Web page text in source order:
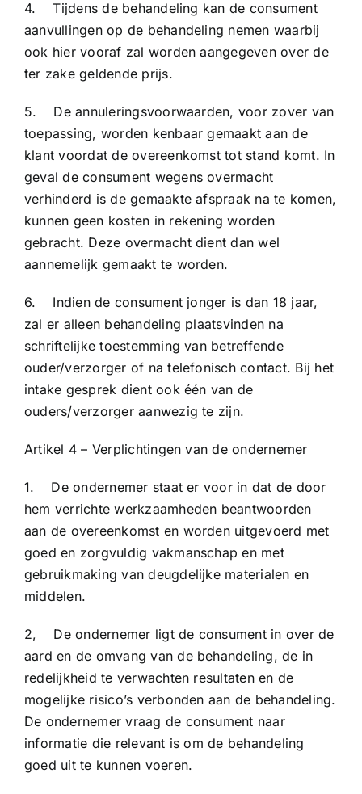
4. Tijdens de behandeling kan de consument
aanvullingen op de behandeling nemen waarbij
ook hier vooraf zal worden aangegeven over de
ter zake geldende prijs.
5. De annuleringsvoorwaarden, voor zover van
toepassing, worden kenbaar gemaakt aan de
klant voordat de overeenkomst tot stand komt. In
geval de consument wegens overmacht
verhinderd is de gemaakte afspraak na te komen,
kunnen geen kosten in rekening worden
gebracht. Deze overmacht dient dan wel
aannemelijk gemaakt te worden.
6. Indien de consument jonger is dan 18 jaar,
zal er alleen behandeling plaatsvinden na
schriftelijke toestemming van betreffende
ouder/verzorger of na telefonisch contact. Bij het
intake gesprek dient ook één van de
ouders/verzorger aanwezig te zijn.
Artikel 4 – Verplichtingen van de ondernemer
1. De ondernemer staat er voor in dat de door
hem verrichte werkzaamheden beantwoorden
aan de overeenkomst en worden uitgevoerd met
goed en zorgvuldig vakmanschap en met
gebruikmaking van deugdelijke materialen en
middelen.
2, De ondernemer ligt de consument in over de
aard en de omvang van de behandeling, de in
redelijkheid te verwachten resultaten en de
mogelijke risico’s verbonden aan de behandeling.
De ondernemer vraag de consument naar
informatie die relevant is om de behandeling
goed uit te kunnen voeren.